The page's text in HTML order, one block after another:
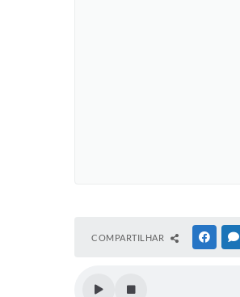
COMPARTILHAR